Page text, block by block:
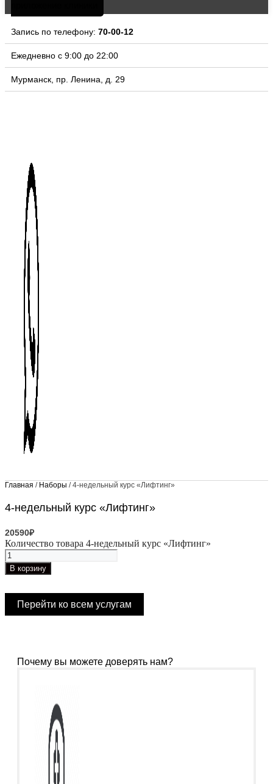
Запись по телефону: 70-00-12
Ежедневно с 9:00 до 22:00
Мурманск, пр. Ленина, д. 29
Главная / Наборы / 4-недельный курс «Лифтинг»
4-недельный курс «Лифтинг»
20590₽
Количество товара 4-недельный курс «Лифтинг»
В корзину
Перейти ко всем услугам
Почему вы можете доверять нам?